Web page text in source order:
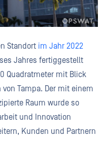
Standort im Jahr 2022
Jahres fertiggestellt
Quadratmeter mit Blick
Tampa. Der mit einem
Raum wurde so
und Innovation
Kunden und Partnern